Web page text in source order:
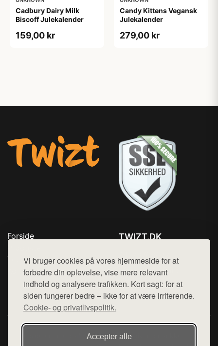
Vi bruger cookies på vores hjemmeside for at
forbedre din oplevelse, vise mere relevant
indhold og analysere trafikken. Kort sagt: for at
siden fungerer bedre – ikke for at være irriterende.
Cookie- og privatlivspolitik.
Accepter alle
Cadbury Dairy Milk
Biscoff Julekalender
159,00 kr
Candy Kittens Vegansk
Julekalender
279,00 kr
Forside
Top Rabatter
Kontakt
TWIZT.DK
Mail: hej@want.dk
Cookie- og privatlivspolitik
Denne side er en del af want.dk, der udgiver en række